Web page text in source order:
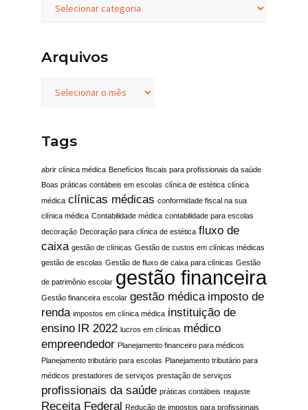
Arquivos
Tags
abrir clínica médica Benefícios fiscais para profissionais da saúde
Boas práticas contábeis em escolas clínica de estética clínica
médica clínicas médicas conformidade fiscal na sua
clínica médica Contabilidade médica contabilidade para escolas
decoração Decoração para clínica de estética fluxo de
caixa gestão de clínicas Gestão de custos em clínicas médicas
gestão de escolas Gestão de fluxo de caixa para clínicas Gestão
de patrimônio escolar gestão financeira
Gestão financeira escolar gestão médica imposto de
renda impostos em clínica médica instituição de
ensino IR 2022 lucros em clínicas médico
empreendedor Planejamento financeiro para médicos
Planejamento tributário para escolas Planejamento tributário para
médicos prestadores de serviços prestação de serviços
profissionais da saúde práticas contábeis reajuste
Receita Federal Redução de impostos para profissionais